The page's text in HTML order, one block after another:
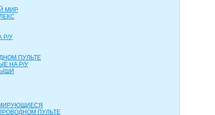
МИР
Р/У
ПУЛЬТЕ
НА Р/У
ПУЛЬТЕ